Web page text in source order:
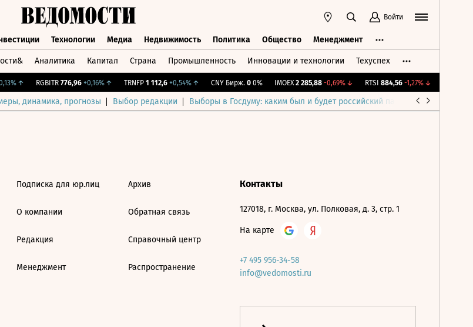
Войти
Технологии Медиа Недвижимость Политика Общество Менеджмент
Аналитика Капитал Страна Промышленность Инновации и технологии Техуспех
↑ RGBITR 776,96 +0,16%↑ TRNFP 1 112,6 +0,54%↑ CNY Бирж. 0 0% IMOEX 2 285,88 -0,69%↓ RTSI 884,56 -1,27%↓
динамика, прогнозы Выбор редакции Выборы в Госдуму: каким был и будет российский парламент
Подписка для юр.лиц
О компании
Редакция
Менеджмент
Архив
Обратная связь
Справочный центр
Распространение
Контакты
127018, г. Москва, ул. Полковая, д. 3, стр. 1
На карте
+7 495 956-34-58
info@vedomosti.ru